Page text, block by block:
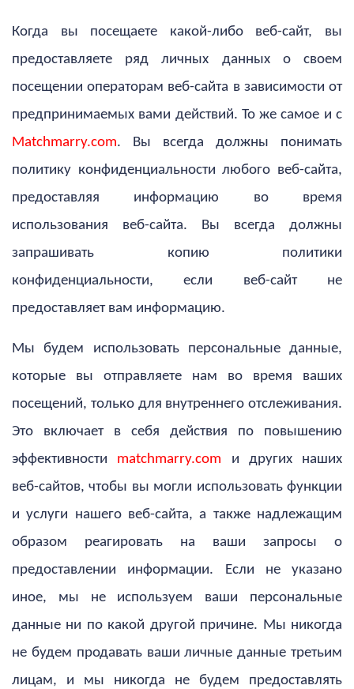
Когда вы посещаете какой-либо веб-сайт, вы
предоставляете ряд личных данных о своем
посещении операторам веб-сайта в зависимости от
предпринимаемых вами действий. То же самое и с
Matchmarry.com. Вы всегда должны понимать
политику конфиденциальности любого веб-сайта,
предоставляя информацию во время
использования веб-сайта. Вы всегда должны
запрашивать копию политики
конфиденциальности, если веб-сайт не
предоставляет вам информацию.
Мы будем использовать персональные данные,
которые вы отправляете нам во время ваших
посещений, только для внутреннего отслеживания.
Это включает в себя действия по повышению
эффективности matchmarry.com и других наших
веб-сайтов, чтобы вы могли использовать функции
и услуги нашего веб-сайта, а также надлежащим
образом реагировать на ваши запросы о
предоставлении информации. Если не указано
иное, мы не используем ваши персональные
данные ни по какой другой причине. Мы никогда
не будем продавать ваши личные данные третьим
лицам, и мы никогда не будем предоставлять